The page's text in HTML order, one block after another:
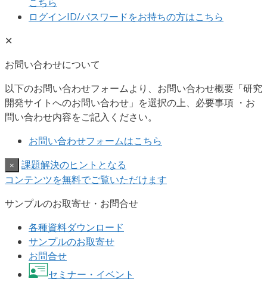
ログインID/パスワードをお持ちの方はこちら
✕
お問い合わせについて
以下のお問い合わせフォームより、お問い合わせ概要「研究
開発サイトへのお問い合わせ」を選択の上、必要事項 ・お
問い合わせ内容をご記入ください。
お問い合わせフォームはこちら
×
課題解決のヒントとなる
コンテンツを無料でご覧いただけます
サンプルのお取寄せ・お問合せ
各種資料ダウンロード
サンプルのお取寄せ
お問合せ
セミナー・イベント